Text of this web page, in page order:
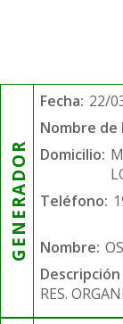
GENERADOR
Fecha: 22/
Nombre de
Domicilio:
Teléfono:
Nombre:
RES.